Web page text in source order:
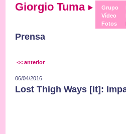
Giorgio Tuma
Grupo
Vídeo
Fotos
Prensa
<< anterior
06/04/2016
Lost Thigh Ways [It]: